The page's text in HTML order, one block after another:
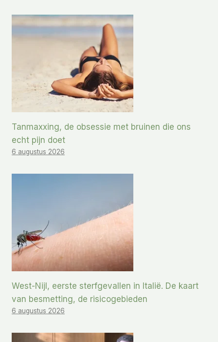
Tanmaxxing, de obsessie met bruinen die ons
echt pijn doet
6 augustus 2026
West-Nijl, eerste sterfgevallen in Italië. De kaart
van besmetting, de risicogebieden
6 augustus 2026